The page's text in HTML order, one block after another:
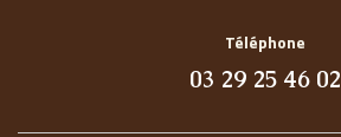
Téléphone
03 29 25 46 02